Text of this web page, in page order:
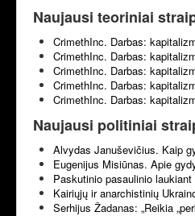
Naujausi teoriniai
CrimethInc. Darbas:
CrimethInc. Darbas:
CrimethInc. Darbas:
CrimethInc. Darbas:
CrimethInc. Darbas:
Naujausi politiniai
Alvydas Januševičius. Kaip
Eugenijus Misiūnas. Apie
Paskutinio pasaulinio laukiant
Kairiųjų ir anarchistinių
Serhijus Žadanas: „Reikia